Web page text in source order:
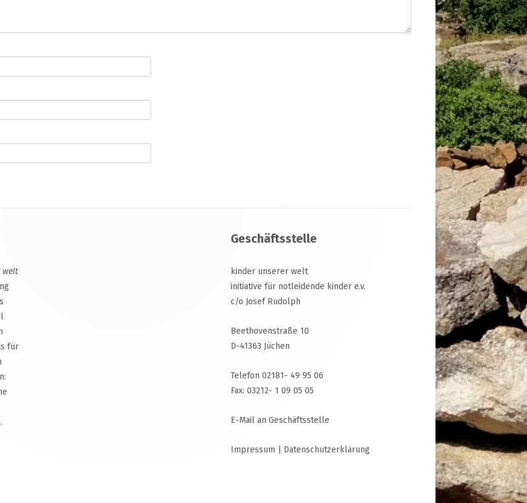
welt
für
Geschäftsstelle
kinder unserer welt
initiative für notleidende kinder e.v.
c/o Josef Rudolph
Beethovenstraße 10
D-41363 Jüchen
Telefon 02181- 49 95 06
Fax: 03212- 1 09 05 05
E-Mail an Geschäftsstelle
Impressum Datenschutzerklärung